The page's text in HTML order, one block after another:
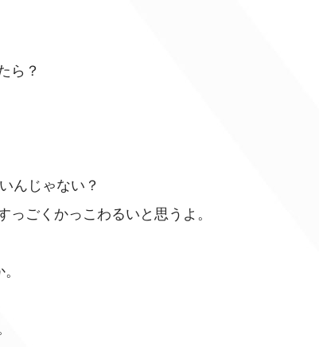
ら？
んじゃない？
ごくかっこわるいと思うよ。